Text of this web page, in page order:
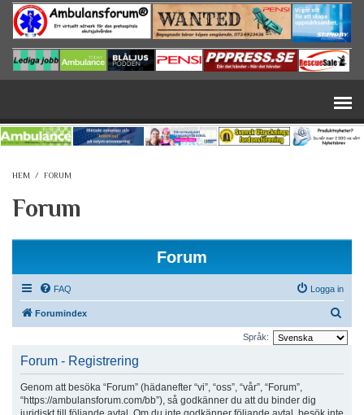
Hoppa till huvudinnehåll
HEM / FORUM
Forum